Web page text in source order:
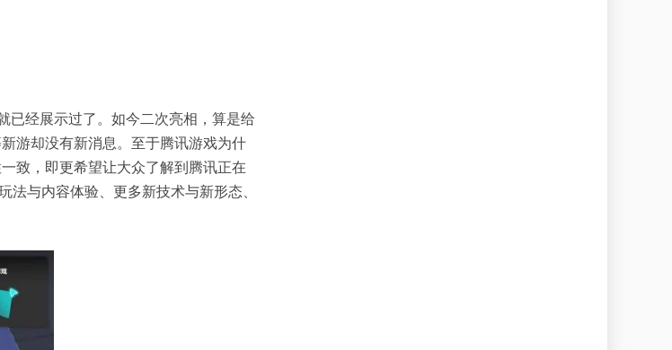
已经展示过了。如今二次亮相，算是给
游却没有新消息。至于腾讯游戏为什
致，即更希望让大众了解到腾讯正在
法与内容体验、更多新技术与新形态、